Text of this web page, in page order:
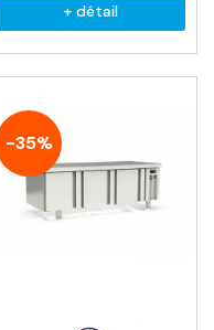
+ détail
-35%